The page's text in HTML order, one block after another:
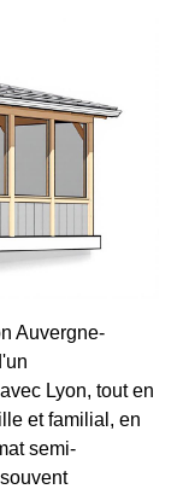
Auvergne-
Lyon, tout en
et familial, en
semi-